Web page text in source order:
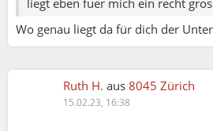
liegt eben fuer mich ein recht
Wo genau liegt da für dich der
Ruth H. aus 8045 Zürich
15.02.23, 16:38
mich nicht ganz. Man kann
sein. Aber ob man alleine lebt
es immer wieder in jeder Form
es nicht ist. Das muss man auch
Mein Eindruck nach dem
Singleleben verherrlicht wird.